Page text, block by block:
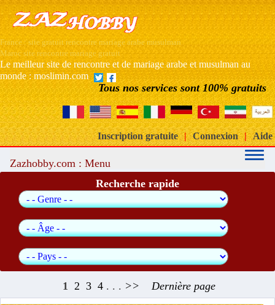
France : site gratuit rencontre mariage arabe musulman
Maroc site rencontre mariage gratuit
Le meilleur site de rencontre et de mariage arabe et musulman au
monde : moslimin.com
Tous nos services sont 100% gratuits
Inscription gratuite | Connexion | Aide
Zazhobby.com : Menu
Recherche rapide
1 2 3 4 . . . >> Dernière page